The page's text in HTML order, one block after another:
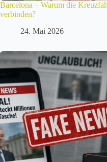
Barcelona – Warum die
verbinden?
24. Mai 2026